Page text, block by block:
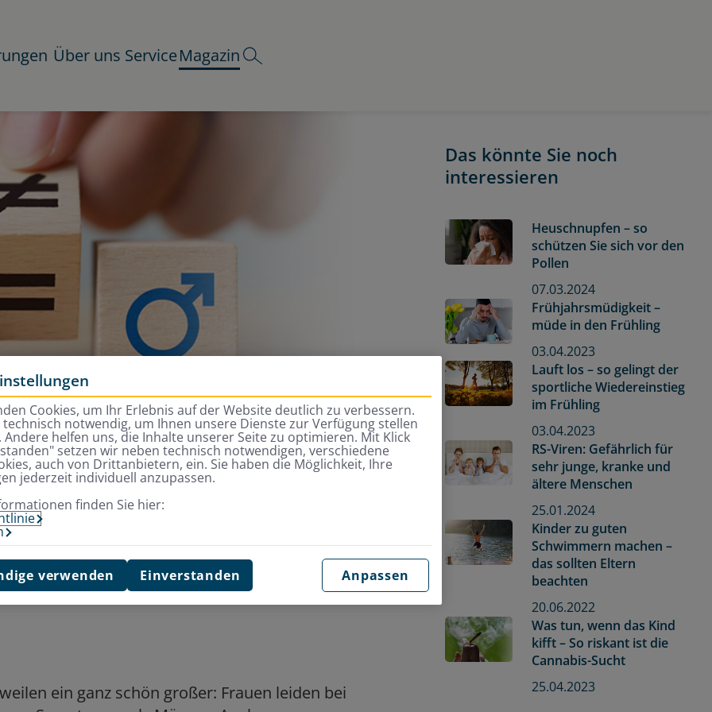
Über uns ServiceMagazin
erkranken anders
erkranken
ein ganz schön großer: Frauen leiden bei
Das könnte Sie noch
interessieren
Heuschnupfen – so
schützen Sie sich vor den
Pollen
07.03.2024
Frühjahrsmüdigkeit –
müde in den Frühling
03.04.2023
Lauft los – so gelingt der
sportliche Wiedereinstieg
im Frühling
03.04.2023
RS-Viren: Gefährlich für
sehr junge, kranke und
ältere Menschen
25.01.2024
Kinder zu guten
Schwimmern machen –
das sollten Eltern
beachten
20.06.2022
Was tun, wenn das Kind
kifft – So riskant ist die
Cannabis-Sucht
25.04.2023
Cookies, um Ihr Erlebnis auf der Website deutlich zu verbessern.
technisch notwendig, um Ihnen unsere Dienste zur Verfügung stellen
Andere helfen uns, die Inhalte unserer Seite zu optimieren. Mit Klick
setzen wir neben technisch notwendigen, verschiedene
auch von Drittanbietern, ein. Sie haben die Möglichkeit, Ihre
jederzeit individuell anzupassen.
finden Sie hier:
Anpassen
verwenden Einverstanden